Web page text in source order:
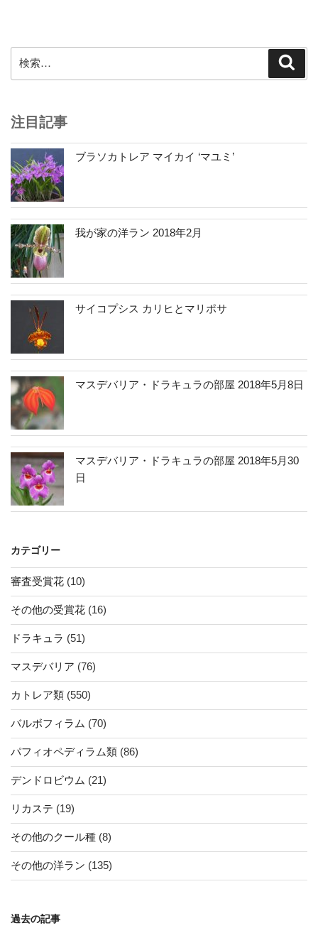
ン
索:
注目記事
ブラソカトレア マイカイ ‘マユミ’
我が家の洋ラン 2018年2月
サイコプシス カリヒとマリポサ
マスデバリア・ドラキュラの部屋 2018年5月8日
マスデバリア・ドラキュラの部屋 2018年5月30
日
カテゴリー
審査受賞花 (10)
その他の受賞花 (16)
ドラキュラ (51)
マスデバリア (76)
カトレア類 (550)
バルボフィラム (70)
パフィオペディラム類 (86)
デンドロビウム (21)
リカステ (19)
その他のクール種 (8)
その他の洋ラン (135)
過去の記事